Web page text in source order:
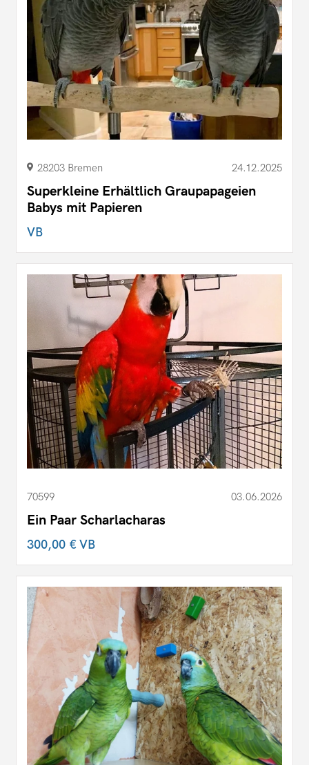
28203 Bremen 24.12.2025
Superkleine Erhältlich Graupapageien
Babys mit Papieren
VB
70599 03.06.2026
Ein Paar Scharlacharas
300,00 €VB